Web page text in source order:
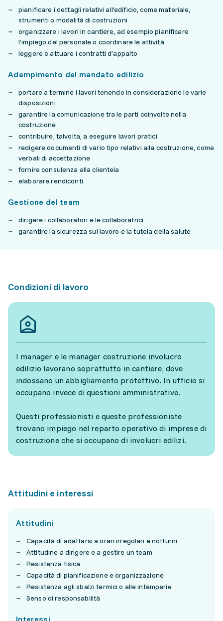
pianificare i dettagli relativi all’edificio, come materiale,
strumenti o modalità di costruzioni
organizzare i lavori in cantiere, ad esempio pianificare
l’impiego del personale o coordinare le attività
leggere e attuare i contratti d’appalto
Adempimento del mandato edilizio
portare a termine i lavori tenendo in considerazione le varie
disposizioni
garantire la comunicazione tra le parti coinvolte nella
costruzione
contribuire, talvolta, a eseguire lavori pratici
redigere documenti di vario tipo relativi alla costruzione, come
verbali di accettazione
fornire consulenza alla clientela
elaborare rendiconti
Gestione del team
dirigere i collaboratori e le collaboratrici
garantire la sicurezza sul lavoro e la tutela della salute
Condizioni di lavoro
I manager e le manager costruzione involucro
edilizio lavorano soprattutto in cantiere, dove
indossano un abbigliamento protettivo. In ufficio si
occupano invece di questioni amministrative.
Questi professionisti e queste professioniste
trovano impiego nel reparto operativo di imprese di
costruzione che si occupano di involucri edilizi.
Attitudini e interessi
Attitudini
Capacità di adattarsi a orari irregolari e notturni
Attitudine a dirigere e a gestire un team
Resistenza fisica
Capacità di pianificazione e organizzazione
Resistenza agli sbalzi termici o alle intemperie
Senso di responsabilità
Interessi